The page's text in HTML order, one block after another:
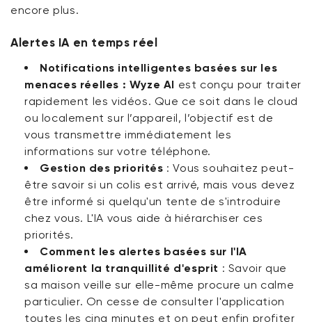
encore plus.
Alertes IA en temps réel
Notifications intelligentes basées sur les
menaces réelles : Wyze AI est conçu pour traiter
rapidement les vidéos. Que ce soit dans le cloud
ou localement sur l’appareil, l’objectif est de
vous transmettre immédiatement les
informations sur votre téléphone.
Gestion des priorités : Vous souhaitez peut-
être savoir si un colis est arrivé, mais vous devez
être informé si quelqu'un tente de s'introduire
chez vous. L'IA vous aide à hiérarchiser ces
priorités.
Comment les alertes basées sur l'IA
améliorent la tranquillité d'esprit : Savoir que
sa maison veille sur elle-même procure un calme
particulier. On cesse de consulter l'application
toutes les cinq minutes et on peut enfin profiter